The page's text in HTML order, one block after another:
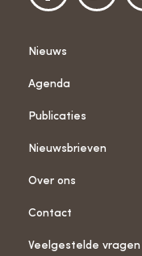
Nieuws
Agenda
Publicaties
Nieuwsbrieven
Over ons
Contact
Veelgestelde vragen